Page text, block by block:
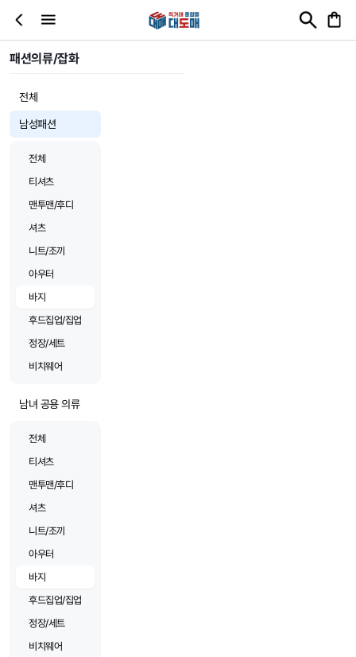
패션의류/잡화
전체
남성패션
전체
티셔츠
맨투맨/후디
셔츠
니트/조끼
아우터
바지
후드집업/집업
정장/세트
비치웨어
남녀 공용 의류
전체
티셔츠
맨투맨/후디
셔츠
니트/조끼
아우터
바지
후드집업/집업
정장/세트
비치웨어